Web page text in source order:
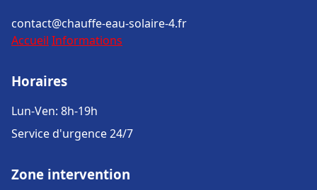
contact@chauffe-eau-solaire-4.fr
Accueil Informations
Horaires
Lun-Ven: 8h-19h
Service d'urgence 24/7
Zone intervention